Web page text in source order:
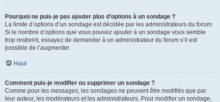
Pourquoi ne puis-je pas ajouter plus d’options à un sondage ?
La limite d’options d’un sondage est décidée par les administrateurs du forum.
Si le nombre d’options que vous pouvez ajouter à un sondage vous semble
trop restreint, essayez de demander à un administrateur du forum s’il est
possible de l’augmenter.
Haut
Comment puis-je modifier ou supprimer un sondage ?
Comme pour les messages, les sondages ne peuvent être modifiés que par
leur auteur, les modérateurs et les administrateurs. Pour modifier un sondage,